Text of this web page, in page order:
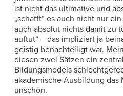
ist nicht das ultimative und
„schafft“ es auch nicht nur
auch absolut nichts damit zu
auftut“ – das impliziert ja
geistig benachteiligt war.
diesen zwei Sätzen ein
Bildungsmodels
akademische Ausbildung das
unschön.